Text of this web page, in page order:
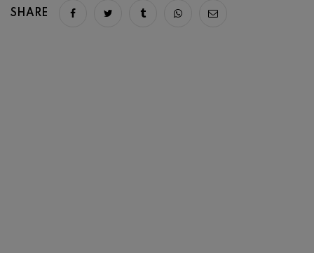
SHARE Share on facebook
Share on twitter
Share on tumblr
Share via whatsapp
Share via email